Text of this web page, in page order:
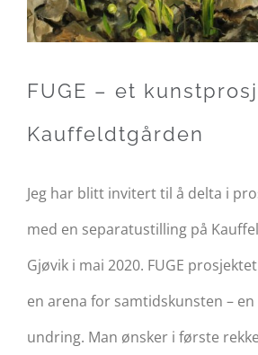
FUGE – et
Kauffeldtgården
Jeg har blitt invitert til å delta i
med en separatustilling på
Gjøvik i mai 2020. FUGE
en arena for samtidskunsten –
undring. Man ønsker i første